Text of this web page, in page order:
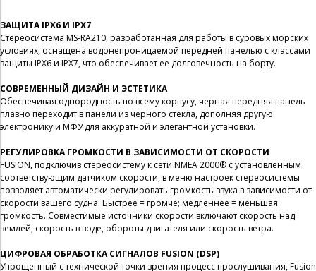
ЗАЩИТА IPX6 И IPX7
Стереосистема MS-RA210, разработанная для работы в суровых морских
условиях, оснащена водонепроницаемой передней панелью с классами
защиты IPX6 и IPX7, что обеспечивает ее долговечность на борту.
СОВРЕМЕННЫЙ ДИЗАЙН И ЭСТЕТИКА
Обеспечивая однородность по всему корпусу, черная передняя панель
плавно переходит в панели из черного стекла, дополняя другую
электронику и МФУ для аккуратной и элегантной установки.
РЕГУЛИРОВКА ГРОМКОСТИ В ЗАВИСИМОСТИ ОТ СКОРОСТИ
FUSION, подключив стереосистему к сети NMEA 2000® с установленным
соответствующим датчиком скорости, в меню настроек стереосистемы
позволяет автоматически регулировать громкость звука в зависимости от
скорости вашего судна. Быстрее = громче; медленнее = меньшая
громкость. Совместимые источники скорости включают скорость над
землей, скорость в воде, обороты двигателя или скорость ветра.
ЦИФРОВАЯ ОБРАБОТКА СИГНАЛОВ FUSION (DSP)
Упрощенный с технической точки зрения процесс прослушивания, Fusion